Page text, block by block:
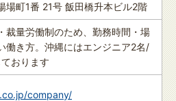
場町1番 21号 飯田橋升本ビル2階
裁量労働制のため、勤務時間・場
働き方。沖縄にはエンジニア2名/
おります
company/